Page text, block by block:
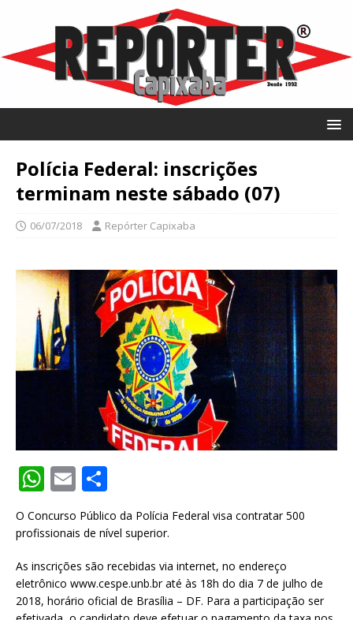
Polícia Federal: inscrições
terminam neste sábado (07)
06/07/2018 Repórter Capixaba
W
at
s
A
p
E
m
ai ar
O Concurso Público da Polícia Federal visa contratar 500
profissionais de nível superior.
As inscrições são recebidas via internet, no endereço
eletrônico www.cespe.unb.br até às 18h do dia 7 de julho de
2018, horário oficial de Brasília – DF. Para a participação ser